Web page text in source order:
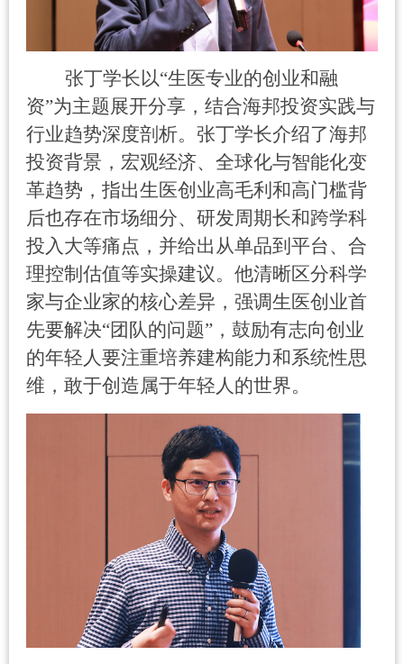
张丁学长以“生医专业的创业和融
资”为主题展开分享，结合海邦投资实践与
行业趋势深度剖析。张丁学长介绍了海邦
投资背景，宏观经济、全球化与智能化变
革趋势，指出生医创业高毛利和高门槛背
后也存在市场细分、研发周期长和跨学科
投入大等痛点，并给出从单品到平台、合
理控制估值等实操建议。他清晰区分科学
家与企业家的核心差异，强调生医创业首
先要解决“团队的问题”，鼓励有志向创业
的年轻人要注重培养建构能力和系统性思
维，敢于创造属于年轻人的世界。